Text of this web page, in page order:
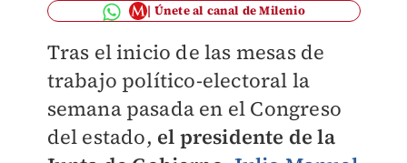
Únete al canal de Milenio
Tras el inicio de las mesas de
trabajo político-electoral la
semana pasada en el Congreso
del estado, el presidente de la